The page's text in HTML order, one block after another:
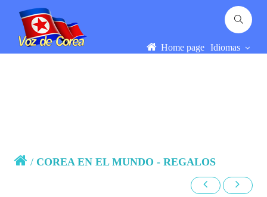
Home page Idiomas
/ COREA EN EL MUNDO - REGALOS